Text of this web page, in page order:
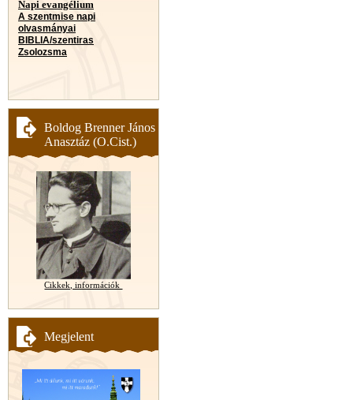
Napi evangélium
A szentmise napi
olvasmányai
BIBLIA/szentiras
Zsolozsma
Boldog Brenner János
Anasztáz (O.Cist.)
Cikkek, információk
Megjelent